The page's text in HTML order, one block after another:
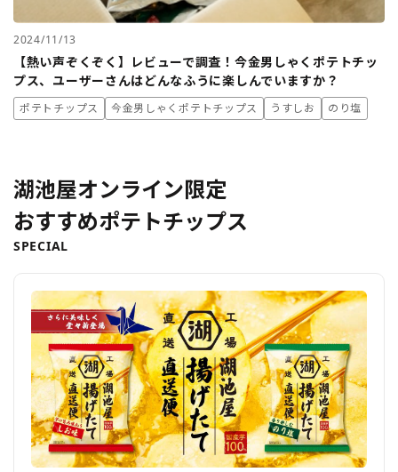
2024/11/13
【熱い声ぞくぞく】レビューで調査！今金男しゃくポテトチッ
プス、ユーザーさんはどんなふうに楽しんでいますか？
ポテトチップス 今金男しゃくポテトチップス うすしお のり塩
湖池屋オンライン限定
おすすめポテトチップス
SPECIAL